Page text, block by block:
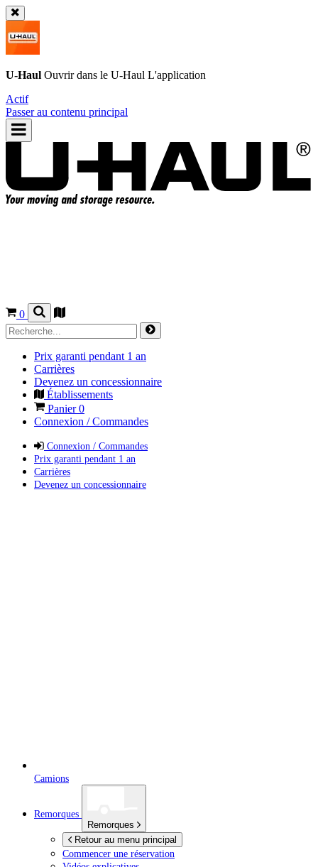
U-Haul Ouvrir dans le U-Haul L'application
Actif
Passer au contenu principal
0
Prix garanti pendant 1 an
Carrières
Devenez un concessionnaire
Établissements
Panier0
Connexion / Commandes
Connexion / Commandes
Prix garanti pendant 1 an
Carrières
Devenez un concessionnaire
Camions
Remorques
Remorques
Retour au menu principal
Commencer une réservation